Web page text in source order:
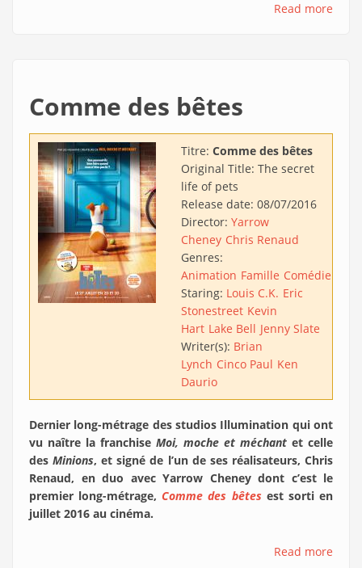
Read more
Comme des bêtes
Titre: Comme des bêtes
Original Title: The secret
life of pets
Release date: 08/07/2016
Director: Yarrow
Cheney Chris Renaud
Genres:
Animation Famille Comédie
Staring: Louis C.K. Eric
Stonestreet Kevin
Hart Lake Bell Jenny Slate
Writer(s): Brian
Lynch Cinco Paul Ken
Daurio
Dernier long-métrage des studios Illumination qui ont
vu naître la franchise Moi, moche et méchant et celle
desMinions, et signé de l’un de ses réalisateurs, Chris
Renaud, en duo avec Yarrow Cheney dont c’est le
premier long-métrage, Comme des bêtes est sorti en
juillet 2016 au cinéma.
Read more